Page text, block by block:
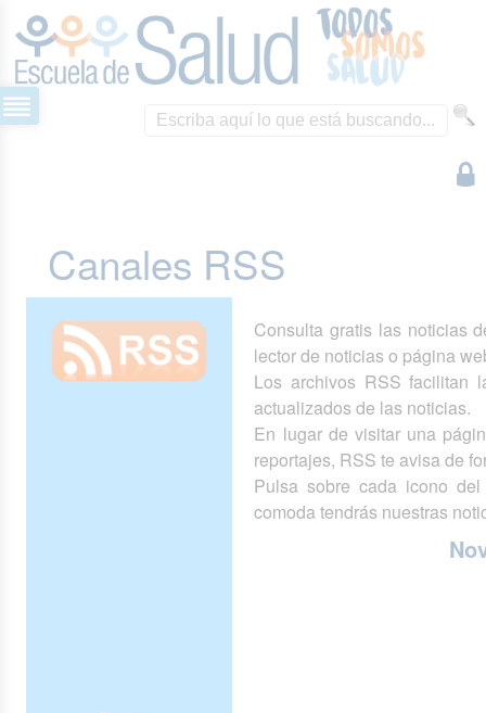
Canales RSS
Consulta gratis las noticias
lector de noticias o página
Los archivos RSS facilitan
actualizados de las noticias.
En lugar de visitar una
reportajes, RSS te avisa de
Pulsa sobre cada icono
comoda tendrás nuestras